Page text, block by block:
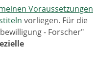
Voraussetzungen
vorliegen. Für die
- Forscher"